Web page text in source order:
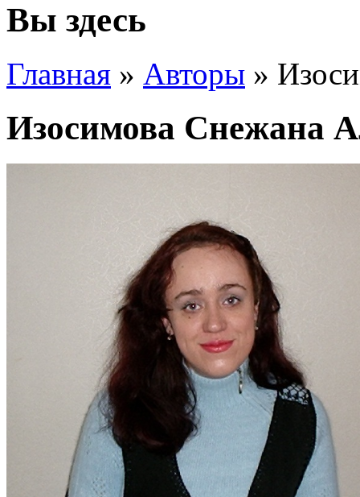
Вы здесь
Главная » Авторы »
Изосимова Снежана